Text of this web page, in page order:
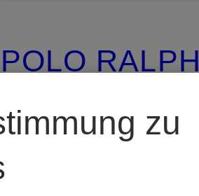
POLO RALPH
LAUREN
Pullover
zu